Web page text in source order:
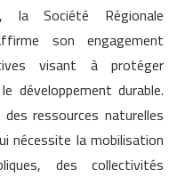
Société Régionale
son engagement
visant à protéger
développement durable.
ressources naturelles
nécessite la mobilisation
des collectivités